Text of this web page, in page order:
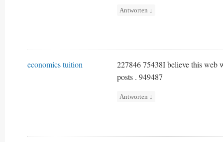
Antworten ↓
economics tuition
227846 75438I believe this web
posts . 949487
Antworten ↓